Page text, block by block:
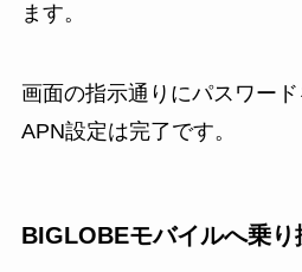
ます。
画面の指示通りにパスワー
APN設定は完了です。
BIGLOBEモバイルへ乗り